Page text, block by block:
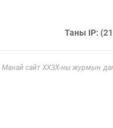
Таны IP:
сайт ХХЗХ-ны журмын